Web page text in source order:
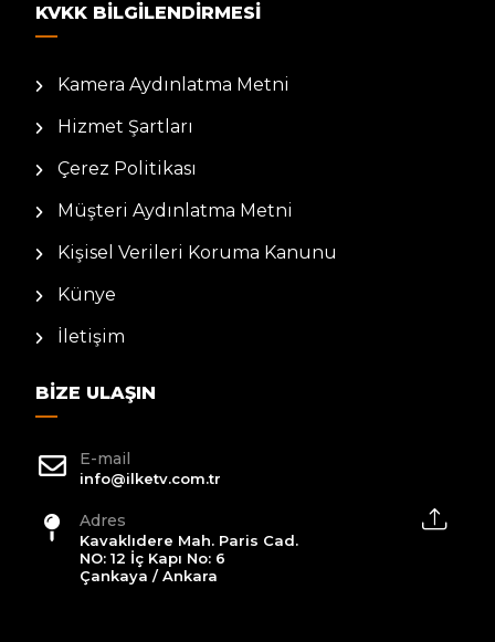
KVKK BILGILENDIRMESI
Kamera Aydınlatma Metni
Hizmet Şartları
Çerez Politikası
Müşteri Aydınlatma Metni
Kişisel Verileri Koruma Kanunu
Künye
İletişim
BIZE ULAŞIN
E-mail
info@ilketv.com.tr
Adres
Kavaklıdere Mah. Paris Cad.
NO: 12 İç Kapı No: 6
Çankaya / Ankara